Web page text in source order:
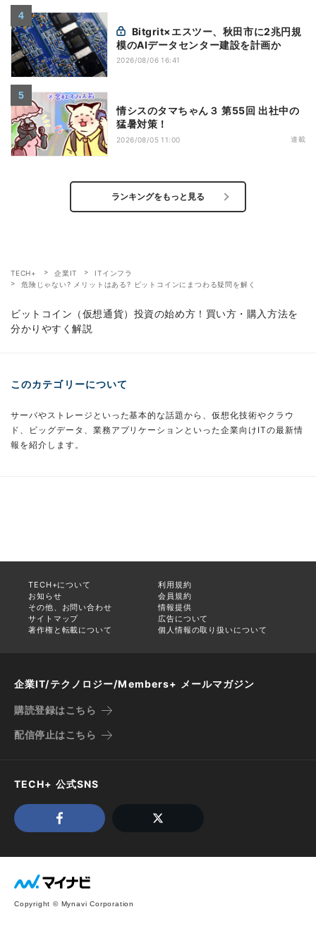
模のAIデータセンター建設を計画か
2026/08/06 16:41
情シスのタマちゃん３ 第55回 出社中の
猛暑対策！
2026/08/05 11:00 連載
ランキングをもっと見る
TECH+ 企業IT
ITインフラ
危険じゃない? メリットはある? ビットコインにまつわる疑問を解く
ビットコイン（仮想通貨）投資の始め方！買い方・購入方法を
分かりやすく解説
このカテゴリーについて
サーバやストレージといった基本的な話題から、仮想化技術やクラウ
ド、ビッグデータ、業務アプリケーションといった企業向けITの最新情
報を紹介します。
TECH+について
利用規約
お知らせ
会員規約
その他、お問い合わせ
情報提供
サイトマップ
広告について
著作権と転載について
個人情報の取り扱いについて
企業IT/テクノロジー/Members+ メールマガジン
購読登録はこちら
配信停止はこちら
TECH+ 公式SNS
Copyright © Mynavi Corporation